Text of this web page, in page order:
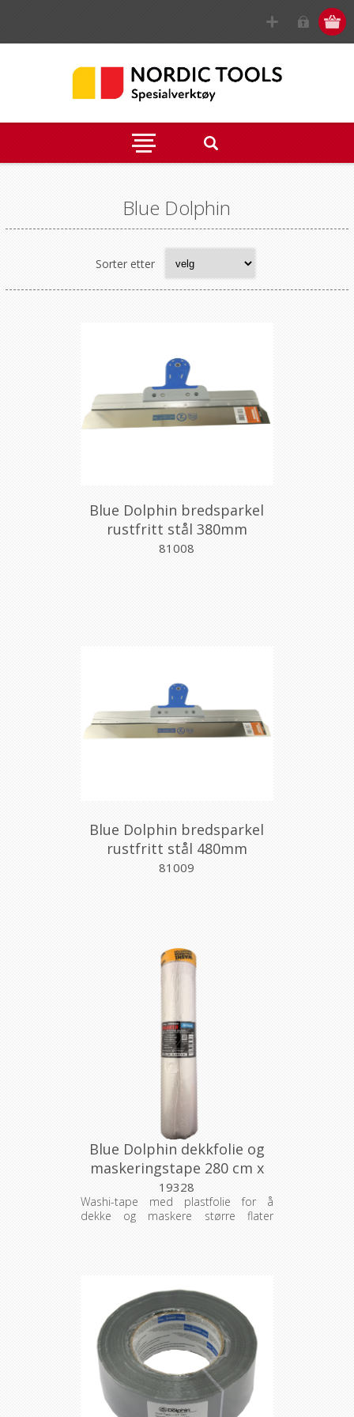
Blue Dolphin
Sorter etter
Blue Dolphin bredsparkel
rustfritt stål 380mm
81008
Blue Dolphin bredsparkel
rustfritt stål 480mm
81009
Blue Dolphin dekkfolie og
maskeringstape 280 cm x
15 m
19328
Washi-tape med plastfolie for å
dekke og maskere større flater